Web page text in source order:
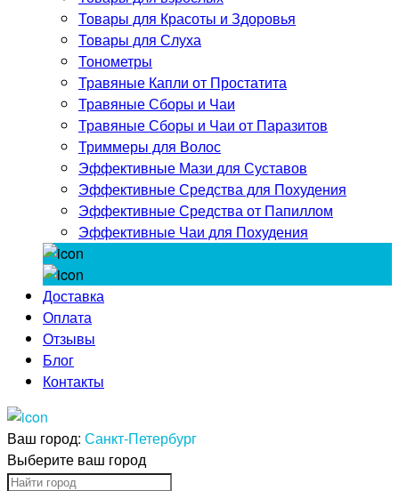
Товары для Красоты и Здоровья
Товары для Слуха
Тонометры
Травяные Капли от Простатита
Травяные Сборы и Чаи
Травяные Сборы и Чаи от Паразитов
Триммеры для Волос
Эффективные Мази для Суставов
Эффективные Средства для Похудения
Эффективные Средства от Папиллом
Эффективные Чаи для Похудения
Доставка
Оплата
Отзывы
Блог
Контакты
Ваш город: Санкт-Петербург
Выберите ваш город